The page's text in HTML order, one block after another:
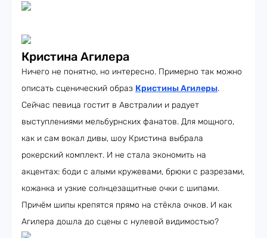
Кристина Агилера
Ничего не понятно, но интересно. Примерно так можно
описать сценический образ Кристины Агилеры.
Сейчас певица гостит в Австралии и радует
выступлениями мельбурнских фанатов. Для мощного,
как и сам вокал дивы, шоу Кристина выбрала
рокерский комплект. И не стала экономить на
акцентах: боди с алыми кружевами, брюки с разрезами,
кожанка и узкие солнцезащитные очки с шипами.
Причём шипы крепятся прямо на стёкла очков. И как
Агилера дошла до сцены с нулевой видимостью?